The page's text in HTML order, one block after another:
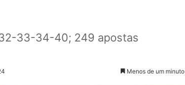
33-34-40; 249 apostas
Menos de um minuto